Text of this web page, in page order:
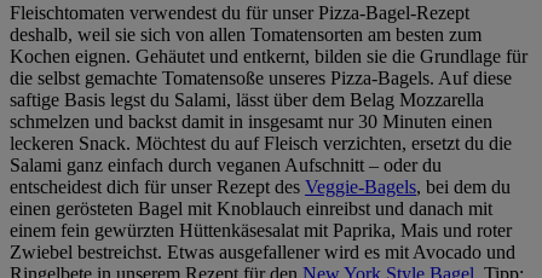
Fleischtomaten verwendest du für unser Pizza-Bagel-Rezept
deshalb, weil sie sich von allen Tomatensorten am besten zum
Kochen eignen. Gehäutet und entkernt, bilden sie die Grundlage für
die selbst gemachte Tomatensoße unseres Pizza-Bagels. Auf diese
saftige Basis legst du Salami, lässt über dem Belag Mozzarella
schmelzen und backst damit in insgesamt nur 30 Minuten einen
leckeren Snack. Möchtest du auf Fleisch verzichten, ersetzt du die
Salami ganz einfach durch veganen Aufschnitt – oder du
entscheidest dich für unser Rezept des Veggie-Bagels, bei dem du
einen gerösteten Bagel mit Knoblauch einreibst und danach mit
einem fein gewürzten Hüttenkäsesalat mit Paprika, Mais und roter
Zwiebel bestreichst. Etwas ausgefallener wird es mit Avocado und
Ringelbete in unserem Rezept für den New York Style Bagel. Tipp: